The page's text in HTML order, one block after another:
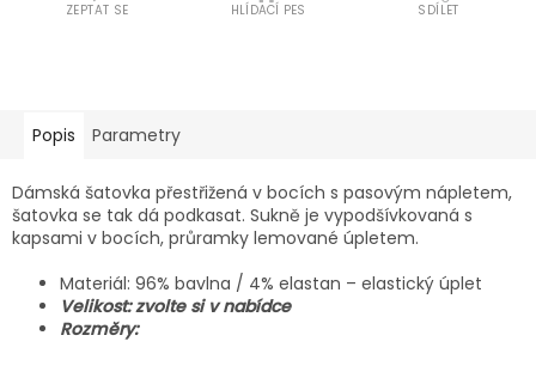
ZEPTAT SE HLÍDACÍ PES SDÍLET
Popis Parametry
Dámská šatovka přestřižená v bocích s pasovým nápletem,
šatovka se tak dá podkasat. Sukně je vypodšívkovaná s
kapsami v bocích, průramky lemované úpletem.
Materiál: 96% bavlna / 4% elastan – elastický úplet
Velikost: zvolte si v nabídce
Rozměry: